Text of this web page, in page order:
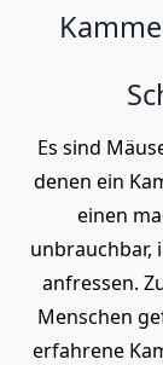
Es sind
denen ein
einen
unbrauchbar,
anfressen.
Menschen
erfahrene